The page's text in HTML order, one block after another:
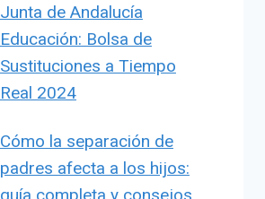
Junta de Andalucía
Educación: Bolsa de
Sustituciones a Tiempo
Real 2024
Cómo la separación de
padres afecta a los hijos:
guía completa y consejos